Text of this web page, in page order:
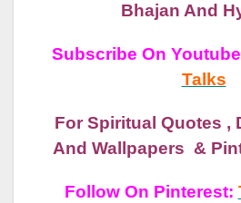
Bhajan And
Subscribe On
Talks
For Spiritual Quotes ,
And Wallpapers &
Follow On Pinterest: